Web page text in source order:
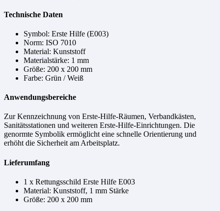
Technische Daten
Symbol: Erste Hilfe (E003)
Norm: ISO 7010
Material: Kunststoff
Materialstärke: 1 mm
Größe: 200 x 200 mm
Farbe: Grün / Weiß
Anwendungsbereiche
Zur Kennzeichnung von Erste-Hilfe-Räumen, Verbandkästen,
Sanitätsstationen und weiteren Erste-Hilfe-Einrichtungen. Die
genormte Symbolik ermöglicht eine schnelle Orientierung und
erhöht die Sicherheit am Arbeitsplatz.
Lieferumfang
1 x Rettungsschild Erste Hilfe E003
Material: Kunststoff, 1 mm Stärke
Größe: 200 x 200 mm